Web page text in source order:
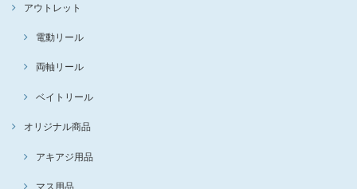
アウトレット
電動リール
両軸リール
ベイトリール
オリジナル商品
アキアジ用品
マス用品